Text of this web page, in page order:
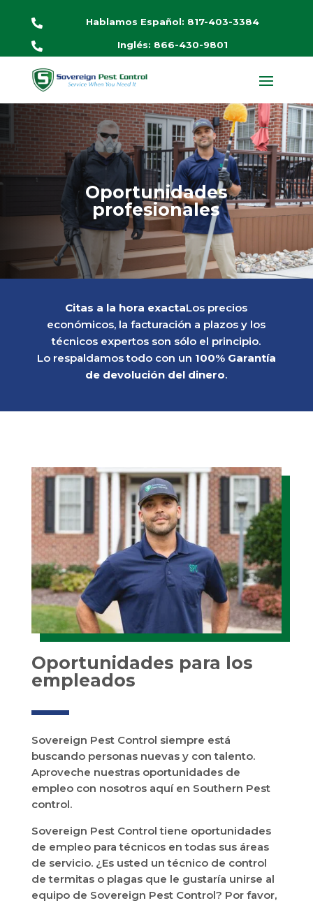
 Hablamos Español: 817-403-3384
 Inglés: 866-430-9801
Oportunidades
profesionales
Citas a la hora exactaLos precios
económicos, la facturación a plazos y los
técnicos expertos son sólo el principio.
Lo respaldamos todo con un 100% Garantía
de devolución del dinero.
Oportunidades para los
empleados
Sovereign Pest Control siempre está
buscando personas nuevas y con talento.
Aproveche nuestras oportunidades de
empleo con nosotros aquí en Southern Pest
control.
Sovereign Pest Control tiene oportunidades
de empleo para técnicos en todas sus áreas
de servicio. ¿Es usted un técnico de control
de termitas o plagas que le gustaría unirse al
equipo de Sovereign Pest Control? Por favor,